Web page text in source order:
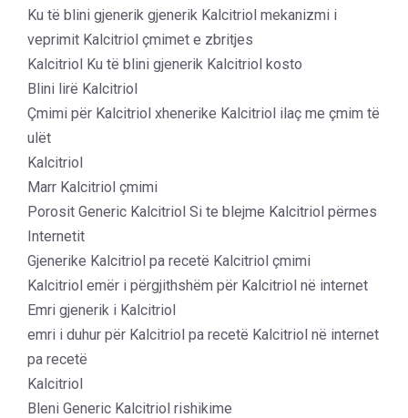
Ku të blini gjenerik gjenerik Kalcitriol mekanizmi i
veprimit Kalcitriol çmimet e zbritjes
Kalcitriol Ku të blini gjenerik Kalcitriol kosto
Blini lirë Kalcitriol
Çmimi për Kalcitriol xhenerike Kalcitriol ilaç me çmim të
ulët
Kalcitriol
Marr Kalcitriol çmimi
Porosit Generic Kalcitriol Si te blejme Kalcitriol përmes
Internetit
Gjenerike Kalcitriol pa recetë Kalcitriol çmimi
Kalcitriol emër i përgjithshëm për Kalcitriol në internet
Emri gjenerik i Kalcitriol
emri i duhur për Kalcitriol pa recetë Kalcitriol në internet
pa recetë
Kalcitriol
Bleni Generic Kalcitriol rishikime